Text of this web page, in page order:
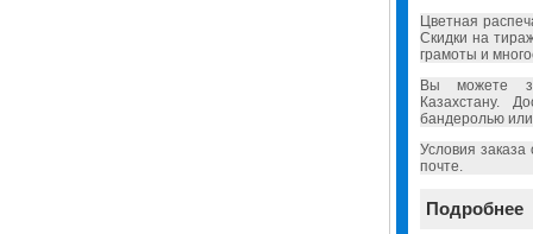
Цветная
Скидки на
грамоты и
Вы можете
Казахстану.
бандеролью
Условия заказа
почте.
Подробнее